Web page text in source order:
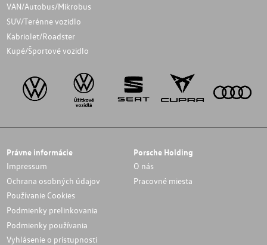
VAN/Autobus/Mikrobus
SUV/Terénne vozidlo
Kabriolet/Roadster
Kupé/Športové vozidlo
Právne informácie
Impressum
Ochrana osobných údajov
Používanie Cookies
Podmienky prelinkovania
Podmienky používania
Vyhlásenie o prístupnosti
Porsche Holding
O nás
Pracovné miesta